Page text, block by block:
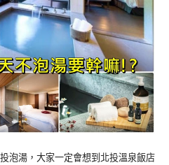
泡湯，大家一定會想到北投溫泉飯店